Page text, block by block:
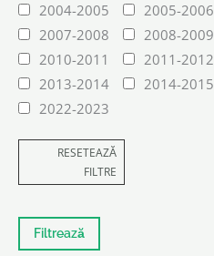
2004-2005
2005-2006
2007-2008
2008-2009
2010-2011
2011-2012
2013-2014
2014-2015
2022-2023
RESETEAZĂ
FILTRE